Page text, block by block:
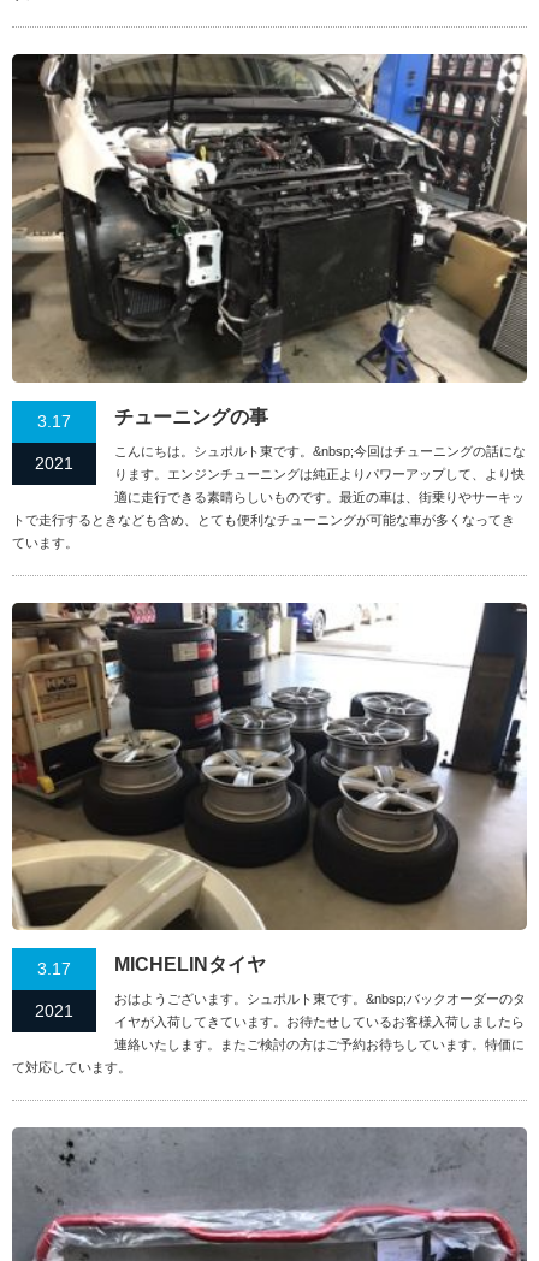
3.17
2021
チューニングの事
こんにちは。シュポルト東です。&nbsp;今回はチューニングの話にな
ります。エンジンチューニングは純正よりパワーアップして、より快
適に走行できる素晴らしいものです。最近の車は、街乗りやサーキッ
トで走行するときなども含め、とても便利なチューニングが可能な車が多くなってき
ています。
3.17
2021
MICHELINタイヤ
おはようございます。シュポルト東です。&nbsp;バックオーダーのタ
イヤが入荷してきています。お待たせしているお客様入荷しましたら
連絡いたします。またご検討の方はご予約お待ちしています。特価に
て対応しています。